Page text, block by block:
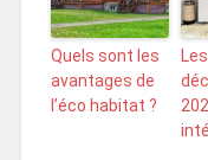
Quels sont les
avantages de
l’éco habitat ?